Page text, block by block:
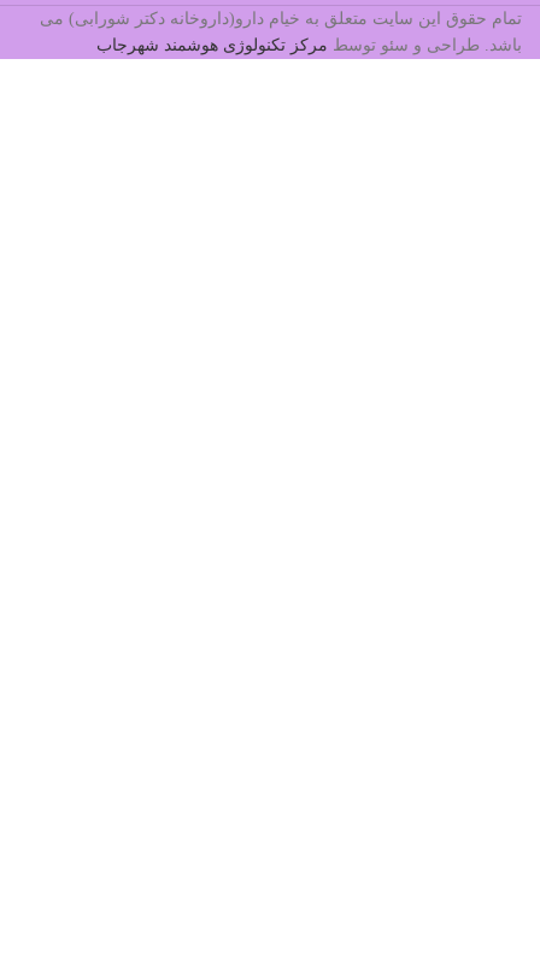
تمام حقوق این سایت متعلق به خیام دارو(داروخانه دکتر شورابی) می
باشد. طراحی و سئو توسط مرکز تکنولوژی هوشمند شهرجاب